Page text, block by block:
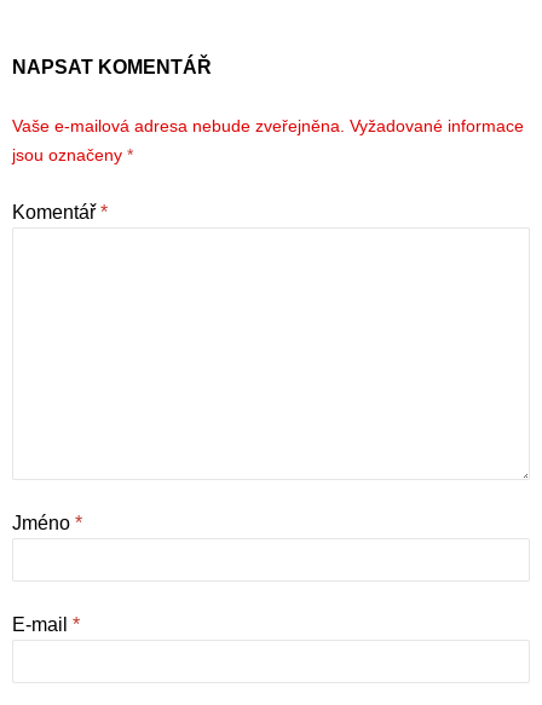
NAPSAT KOMENTÁŘ
Vaše e-mailová adresa nebude zveřejněna. Vyžadované informace
jsou označeny *
Komentář *
Jméno *
E-mail *